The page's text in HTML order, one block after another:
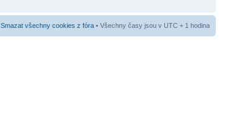
Smazat všechny cookies z fóra • Všechny časy jsou v UTC + 1 hodina